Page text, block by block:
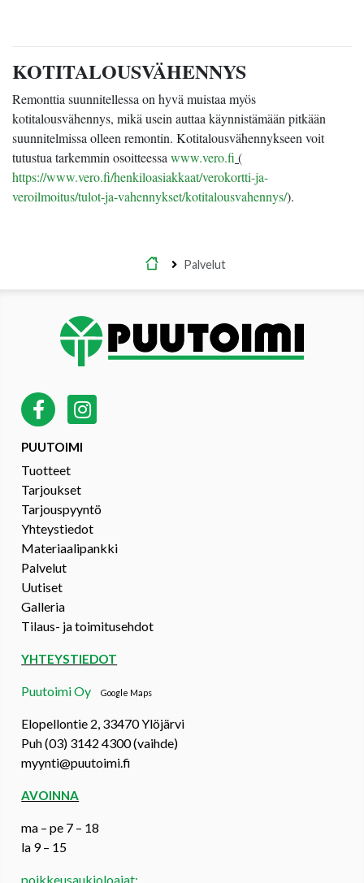
KOTITALOUSVÄHENNYS
Remonttia suunnitellessa on hyvä muistaa myös
kotitalousvähennys, mikä usein auttaa käynnistämään pitkään
suunnitelmissa olleen remontin. Kotitalousvähennykseen voit
tutustua tarkemmin osoitteessa www.vero.fi (
https://www.vero.fi/henkiloasiakkaat/verokortti-ja-
veroilmoitus/tulot-ja-vahennykset/kotitalousvahennys/).
Etusivu
Palvelut
PUUTOIMI
Tuotteet
Tarjoukset
Tarjouspyyntö
Yhteystiedot
Materiaalipankki
Palvelut
Uutiset
Galleria
Tilaus- ja toimitusehdot
YHTEYSTIEDOT
Puutoimi OyGoogle Maps
Elopellontie 2, 33470 Ylöjärvi
Puh (03) 3142 4300 (vaihde)
myynti@puutoimi.fi
AVOINNA
ma – pe 7 – 18
la 9 – 15
poikkeusaukioloajat: